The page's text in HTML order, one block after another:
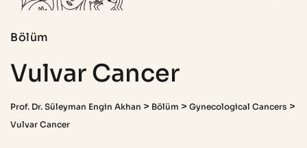
Bölüm
Vulvar Cancer
Prof. Dr. Süleyman Engin Akhan > Bölüm > Gynecological Cancers >
Vulvar Cancer